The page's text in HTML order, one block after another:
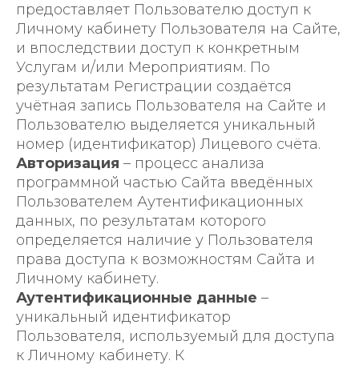
предоставляет Пользователю доступ к
Личному кабинету Пользователя на Сайте,
и впоследствии доступ к конкретным
Услугам и/или Мероприятиям. По
результатам Регистрации создаётся
учётная запись Пользователя на Сайте и
Пользователю выделяется уникальный
номер (идентификатор) Лицевого счёта.
Авторизация – процесс анализа
программной частью Сайта введённых
Пользователем Аутентификационных
данных, по результатам которого
определяется наличие у Пользователя
права доступа к возможностям Сайта и
Личному кабинету.
Аутентификационные данные –
уникальный идентификатор
Пользователя, используемый для доступа
к Личному кабинету. К